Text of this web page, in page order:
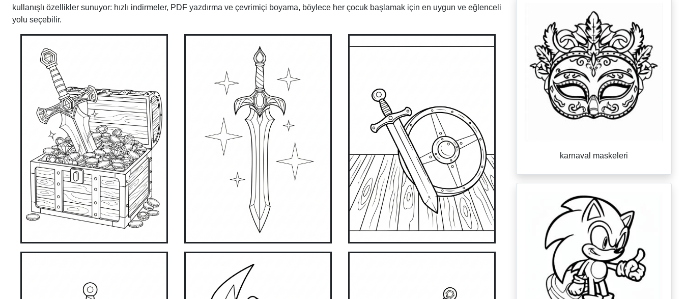
kullanışlı özellikler sunuyor: hızlı indirmeler, PDF yazdırma ve çevrimiçi boyama, böylece her çocuk başlamak için en uygun ve eğlenceli
yolu seçebilir.
karnaval maskeleri